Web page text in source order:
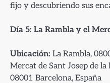
fijo y descubriendo sus
Día 5: La Rambla y el
Ubicación: La Rambla,
Mercat de Sant Josep de la
08001 Barcelona, España